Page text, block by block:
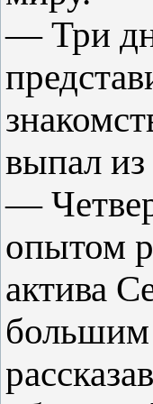
— Три
выпал из
—
опытом
актива